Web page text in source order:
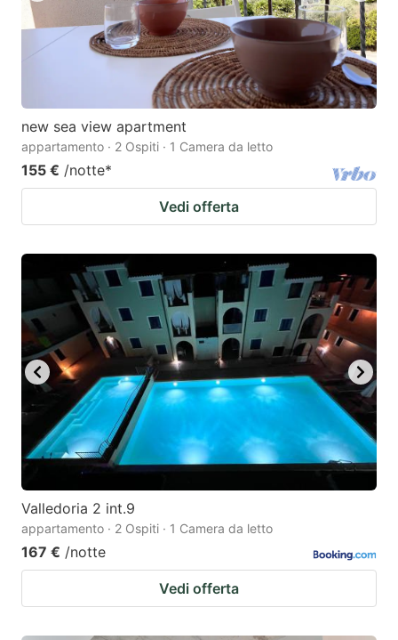
new sea view apartment
appartamento · 2 Ospiti · 1 Camera da letto
155 € /notte*
Vedi offerta
Valledoria 2 int.9
appartamento · 2 Ospiti · 1 Camera da letto
167 € /notte
Vedi offerta